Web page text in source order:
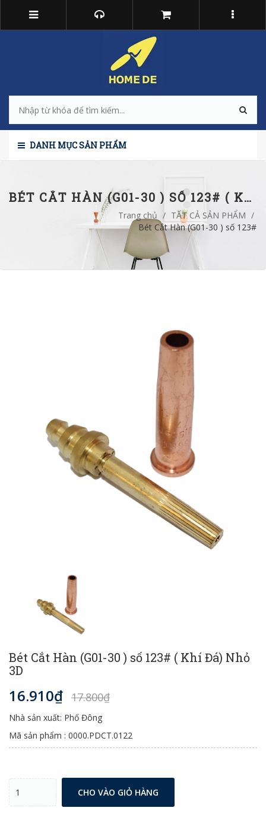
DANH MỤC SẢN PHẨM
BÉT CẮT HÀN (G01-30 ) SỐ 123# ( KHÍ ĐÁ) NHỎ 3D
Trang chủ / TẤT CẢ SẢN PHẨM /
Bét Cắt Hàn (G01-30 ) số 123#
Bét Cắt Hàn (G01-30 ) số 123# ( Khí Đá) Nhỏ
3D
16.910₫ 17.800₫
Nhà sản xuất: Phố Đông
Mã sản phẩm : 0000.PDCT.0122
CHO VÀO GIỎ HÀNG